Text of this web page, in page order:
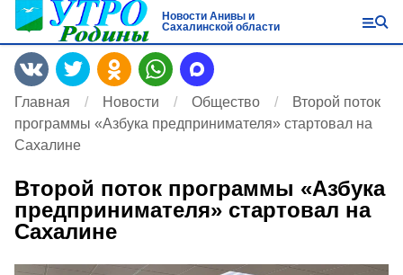
Новости Анивы и
Сахалинской области
Главная Новости Общество
Второй поток
программы «Азбука предпринимателя» стартовал на
Сахалине
Второй поток программы «Азбука
предпринимателя» стартовал на
Сахалине